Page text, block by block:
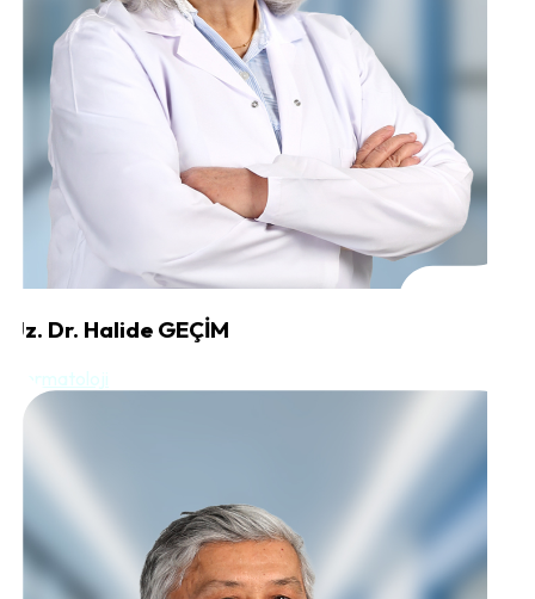
Uz. Dr. Halide GEÇİM
Dermatoloji